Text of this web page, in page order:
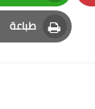
Whatsapp
طباعة
Print